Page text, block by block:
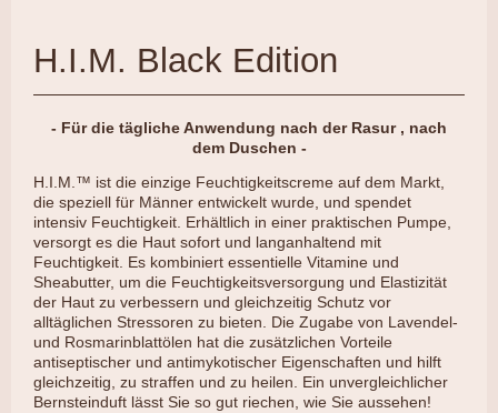
H.I.M. Black Edition
- Für die tägliche Anwendung nach der Rasur , nach
dem Duschen -
H.I.M.™ ist die einzige Feuchtigkeitscreme auf dem Markt,
die speziell für Männer entwickelt wurde, und spendet
intensiv Feuchtigkeit. Erhältlich in einer praktischen Pumpe,
versorgt es die Haut sofort und langanhaltend mit
Feuchtigkeit. Es kombiniert essentielle Vitamine und
Sheabutter, um die Feuchtigkeitsversorgung und Elastizität
der Haut zu verbessern und gleichzeitig Schutz vor
alltäglichen Stressoren zu bieten. Die Zugabe von Lavendel-
und Rosmarinblattölen hat die zusätzlichen Vorteile
antiseptischer und antimykotischer Eigenschaften und hilft
gleichzeitig, zu straffen und zu heilen. Ein unvergleichlicher
Bernsteinduft lässt Sie so gut riechen, wie Sie aussehen!